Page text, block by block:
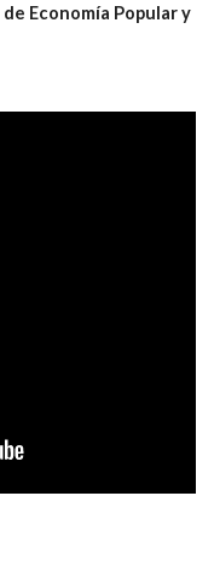
Economía Popular y